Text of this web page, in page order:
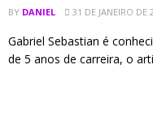
BY DANIEL 31 DE JANEIRO DE
Gabriel Sebastian é
de 5 anos de carreira, o